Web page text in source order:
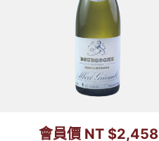
會員價 NT $2,458